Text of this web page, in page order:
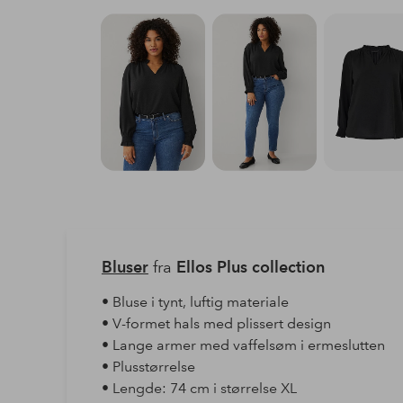
Bluserfra Ellos Plus collection
• Bluse i tynt, luftig materiale
• V-formet hals med plissert design
• Lange armer med vaffelsøm i ermeslutten
• Plusstørrelse
• Lengde: 74 cm i størrelse XL